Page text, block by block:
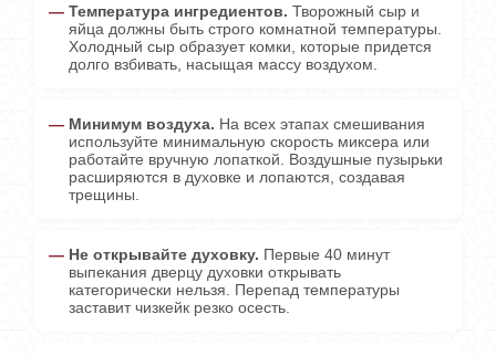
Температура ингредиентов. Творожный сыр и
яйца должны быть строго комнатной температуры.
Холодный сыр образует комки, которые придется
долго взбивать, насыщая массу воздухом.
Минимум воздуха. На всех этапах смешивания
используйте минимальную скорость миксера или
работайте вручную лопаткой. Воздушные пузырьки
расширяются в духовке и лопаются, создавая
трещины.
Не открывайте духовку. Первые 40 минут
выпекания дверцу духовки открывать
категорически нельзя. Перепад температуры
заставит чизкейк резко осесть.